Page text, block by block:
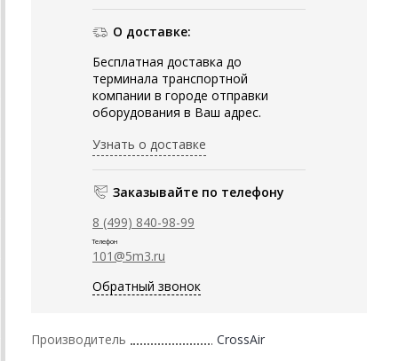
О доставке:
Бесплатная доставка до
терминала транспортной
компании в городе отправки
оборудования в Ваш адрес.
Узнать о доставке
Заказывайте по телефону
8 (499) 840-98-99
Телефон
101@5m3.ru
Обратный звонок
Производитель CrossAir